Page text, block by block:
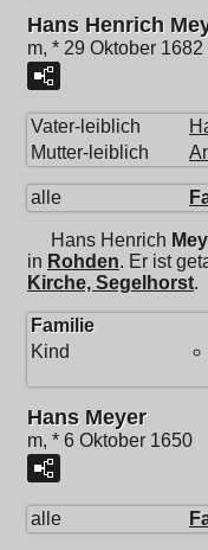
Hans Henrich
m, * 29 Oktober 1682
Vater-leiblich
Mutter-leiblich
alle
Hans Henrich
in Rohden. Er ist
Kirche, Segelhorst.
Familie
Kind
Hans Meyer
m, * 6 Oktober 1650
alle